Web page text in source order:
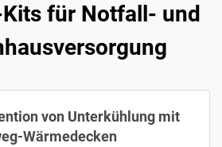
für Notfall- und
von Unterkühlung mit
Wärmedecken